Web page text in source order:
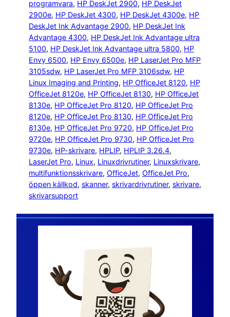
programvara, HP DeskJet 2900, HP DeskJet
2900e, HP DeskJet 4300, HP DeskJet 4300e, HP
DeskJet Ink Advantage 2900, HP DeskJet Ink
Advantage 4300, HP DeskJet Ink Advantage ultra
5100, HP DeskJet Ink Advantage ultra 5800, HP
Envy 6500, HP Envy 6500e, HP LaserJet Pro MFP
3105sdw, HP LaserJet Pro MFP 3106sdw, HP
Linux Imaging and Printing, HP OfficeJet 8120, HP
OfficeJet 8120e, HP OfficeJet 8130, HP OfficeJet
8130e, HP OfficeJet Pro 8120, HP OfficeJet Pro
8120e, HP OfficeJet Pro 8130, HP OfficeJet Pro
8130e, HP OfficeJet Pro 9720, HP OfficeJet Pro
9720e, HP OfficeJet Pro 9730, HP OfficeJet Pro
9730e, HP-skrivare, HPLIP, HPLIP 3.26.4
LaserJet Pro, Linux, Linuxdrivrutiner, Linuxskrivare
multifunktionsskrivare, OfficeJet, OfficeJet Pro
öppen källkod, skanner, skrivardrivrutiner, skrivare
skrivarsupport